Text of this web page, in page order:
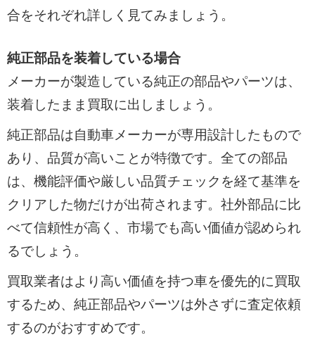
合をそれぞれ詳しく見てみましょう。
純正部品を装着している場合
メーカーが製造している純正の部品やパーツは、
装着したまま買取に出しましょう。
純正部品は自動車メーカーが専用設計したもので
あり、品質が高いことが特徴です。全ての部品
は、機能評価や厳しい品質チェックを経て基準を
クリアした物だけが出荷されます。社外部品に比
べて信頼性が高く、市場でも高い価値が認められ
るでしょう。
買取業者はより高い価値を持つ車を優先的に買取
するため、純正部品やパーツは外さずに査定依頼
するのがおすすめです。